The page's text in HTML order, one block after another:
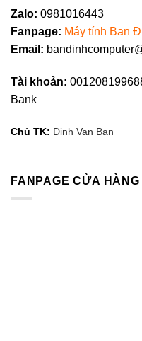
Zalo: 0981016443
Fanpage: Máy tính Ban
Email:
Tài khoản:
Bank
Chủ TK: Dinh Van Ban
FANPAGE CỬA HÀNG